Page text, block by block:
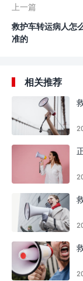
上一篇
救护车转运病人怎
准的
相关推荐